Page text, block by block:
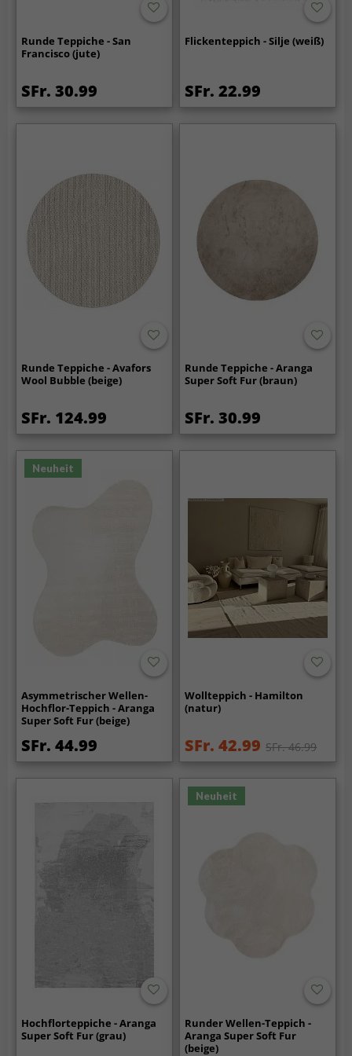
Runde Teppiche - San
Francisco (jute)
SFr. 30.99
Flickenteppich - Silje (weiß)
SFr. 22.99
Runde Teppiche - Avafors
Wool Bubble (beige)
SFr. 124.99
Runde Teppiche - Aranga
Super Soft Fur (braun)
SFr. 30.99
Neuheit
Asymmetrischer Wellen-
Hochflor-Teppich - Aranga
Super Soft Fur (beige)
SFr. 44.99
Wollteppich - Hamilton
(natur)
SFr. 42.99 SFr. 46.99
Hochflorteppiche - Aranga
Super Soft Fur (grau)
Neuheit
Runder Wellen-Teppich -
Aranga Super Soft Fur
(beige)